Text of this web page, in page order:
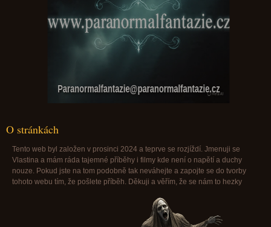
Paranormalfantazie@paranormalfantazie.cz
O stránkách
Tento web byl založen v prosinci 2024 a teprve se rozjíždí. Jmenuji se
Vlastina a mám ráda tajemné příběhy i filmy kde není o napětí a duchy
nouze. Pokud jste na tom podobně tak neváhejte a zapojte se do tvorby
tohoto webu tím, že pošlete příběh. Děkuji a věřím, že se nám to hezky